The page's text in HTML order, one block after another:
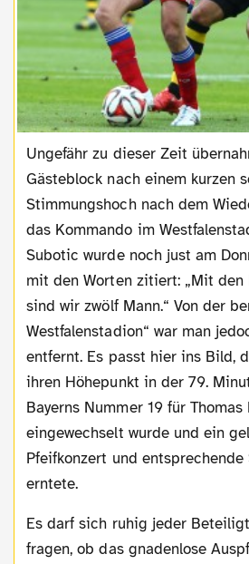
Ungefähr zu dieser Zeit übernahm übrigens der
Gästeblock nach einem kurzen
Stimmungshoch nach dem
das Kommando im
Subotic wurde noch just am
mit den Worten zitiert: „Mit den
sind wir zwölf Mann.“ Von der
Westfalenstadion“ war man
entfernt. Es passt hier ins Bild,
ihren Höhepunkt in der 79.
Bayerns Nummer 19 für Thomas
eingewechselt wurde und ein
Pfeifkonzert und entsprechende
erntete.
Es darf sich ruhig jeder Beteiligte im Stadion
fragen, ob das gnadenlose